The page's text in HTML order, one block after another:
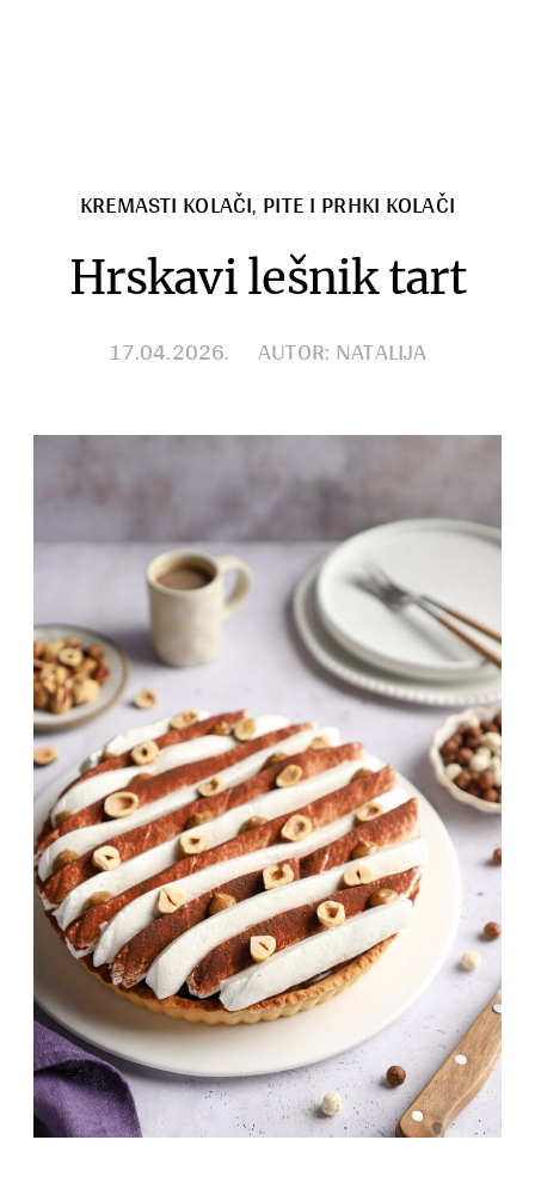
KREMASTI KOLAČI,PITE I PRHKI KOLAČI
Hrskavi lešnik tart
17.04.2026. AUTOR: NATALIJA